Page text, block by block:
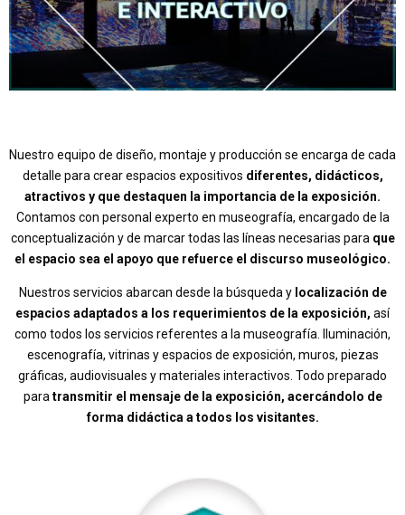
Nuestro equipo de diseño, montaje y producción se encarga de cada
detalle para crear espacios expositivos diferentes, didácticos,
atractivos y que destaquen la importancia de la exposición.
Contamos con personal experto en museografía, encargado de la
conceptualización y de marcar todas las líneas necesarias para que
el espacio sea el apoyo que refuerce el discurso museológico.
Nuestros servicios abarcan desde la búsqueda y localización de
espacios adaptados a los requerimientos de la exposición, así
como todos los servicios referentes a la museografía. Iluminación,
escenografía, vitrinas y espacios de exposición, muros, piezas
gráficas, audiovisuales y materiales interactivos. Todo preparado
para transmitir el mensaje de la exposición, acercándolo de
forma didáctica a todos los visitantes.